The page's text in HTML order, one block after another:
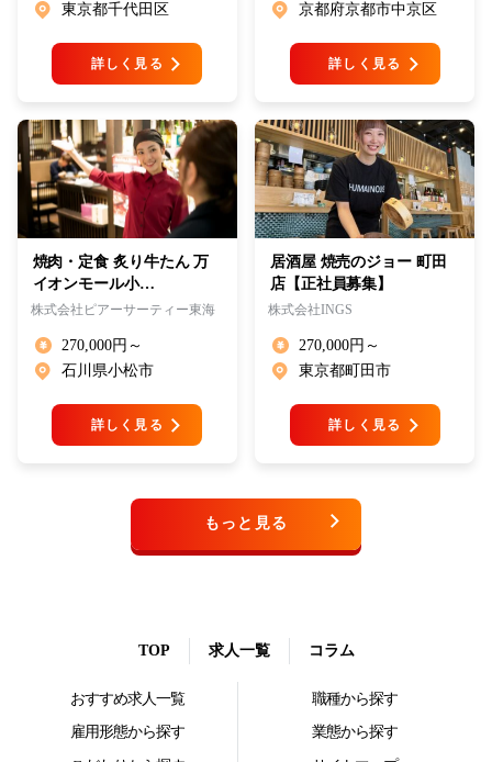
東京都千代田区
詳しく見る
京都府京都市中京区
詳しく見る
焼肉・定食 炙り牛たん 万
イオンモール小…
株式会社ピアーサーティー東海
270,000円～
石川県小松市
詳しく見る
居酒屋 焼売のジョー 町田
店【正社員募集】
株式会社INGS
270,000円～
東京都町田市
詳しく見る
もっと見る
TOP 求人一覧 コラム
おすすめ求人一覧 職種から探す
雇用形態から探す 業態から探す